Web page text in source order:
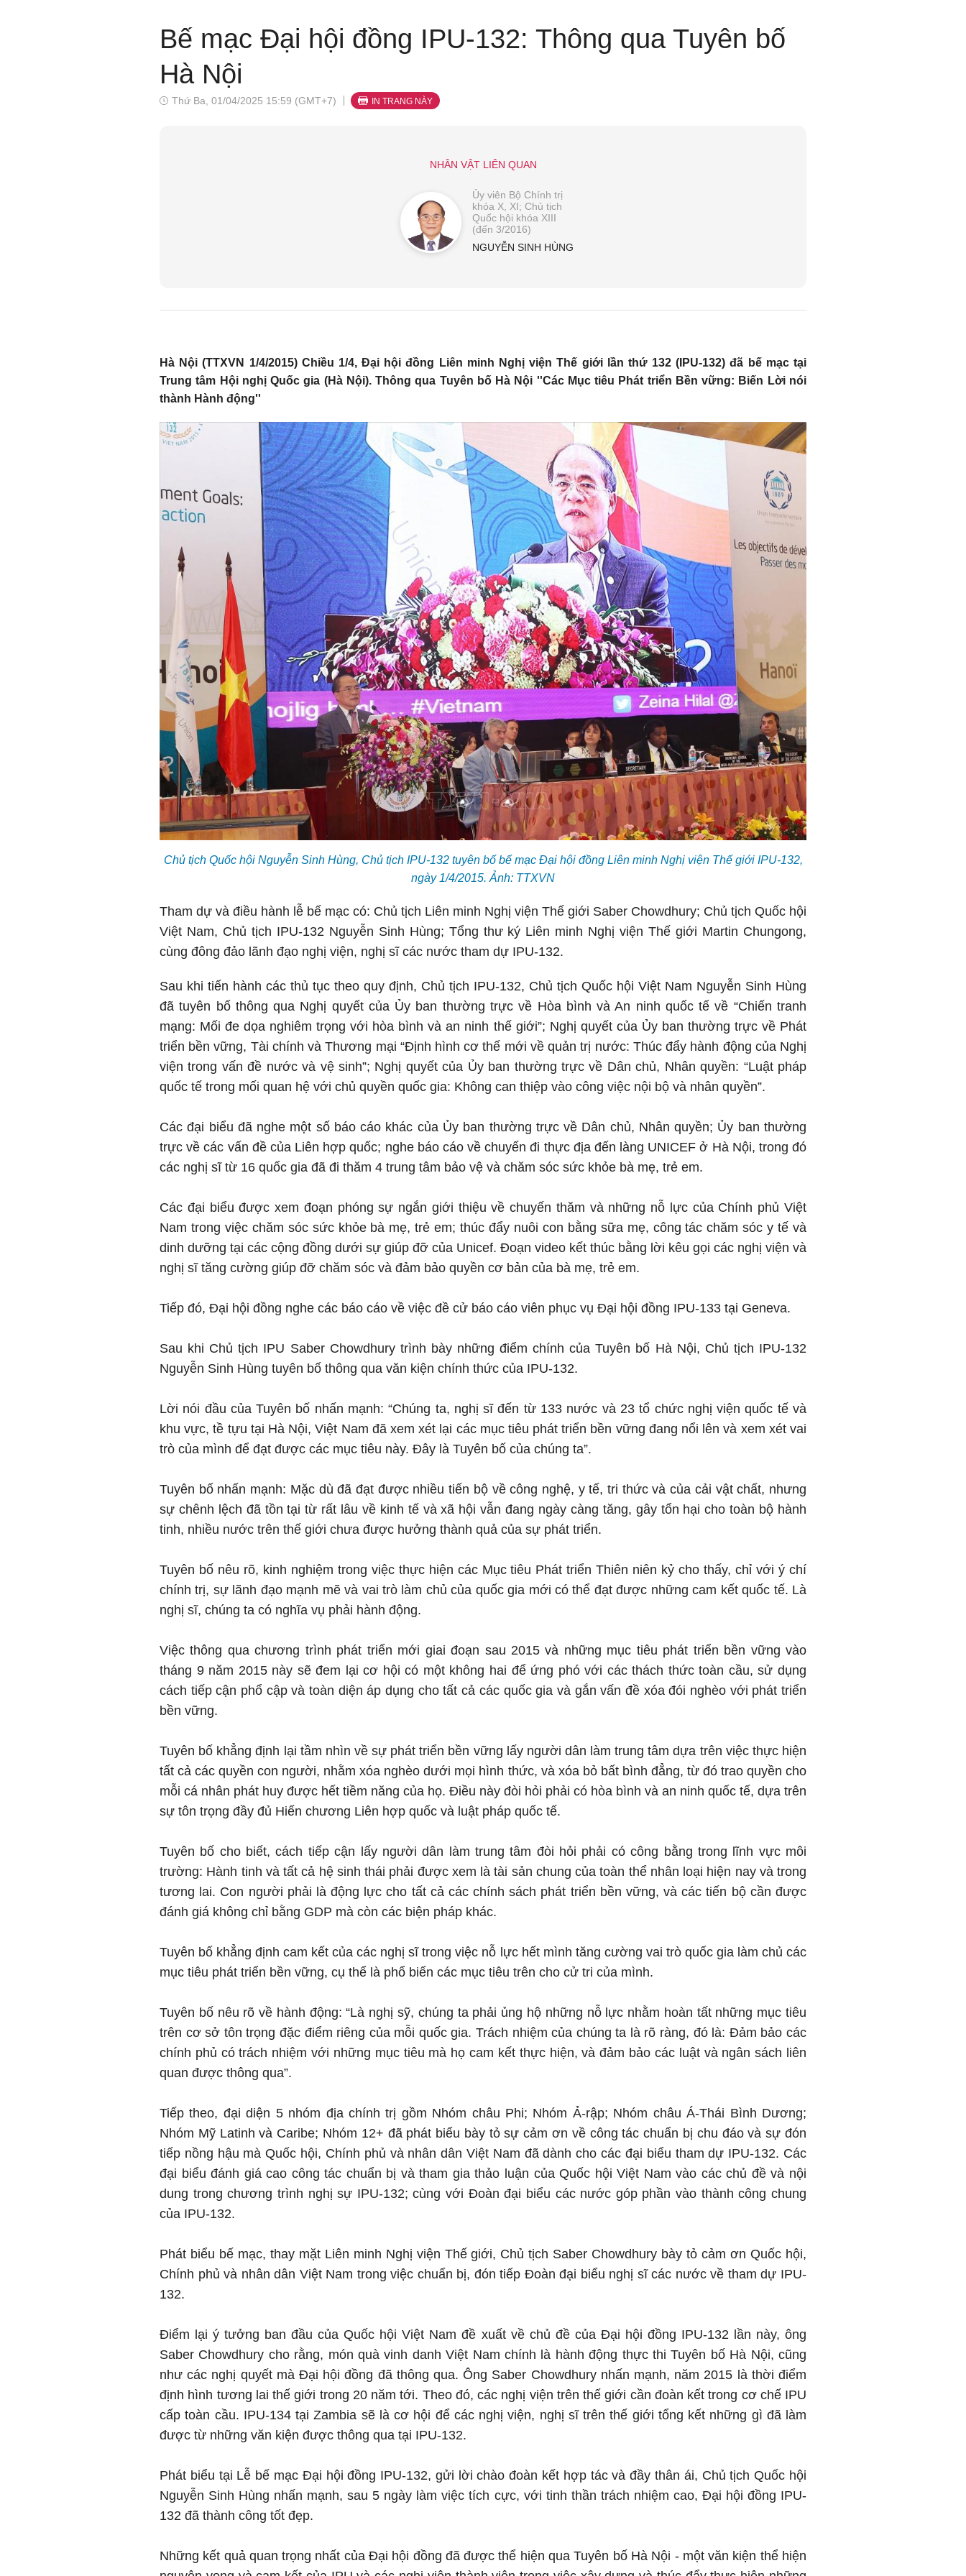
Bế mạc Đại hội đồng IPU-132: Thông qua Tuyên bố
Hà Nội
Thứ Ba, 01/04/2025 15:59 (GMT+7) IN TRANG NÀY
NHÂN VẬT LIÊN QUAN
Ủy viên Bộ Chính trị
khóa X, XI; Chủ tịch
Quốc hội khóa XIII
(đến 3/2016)
NGUYỄN SINH HÙNG
Hà Nội (TTXVN 1/4/2015) Chiều 1/4, Đại hội đồng Liên minh Nghị viện Thế giới lần thứ 132 (IPU-132) đã bế mạc tại
Trung tâm Hội nghị Quốc gia (Hà Nội). Thông qua Tuyên bố Hà Nội ''Các Mục tiêu Phát triển Bền vững: Biến Lời nói
thành Hành động''
Chủ tịch Quốc hội Nguyễn Sinh Hùng, Chủ tịch IPU-132 tuyên bố bế mạc Đại hội đồng Liên minh Nghị viện Thế giới IPU-132,
ngày 1/4/2015. Ảnh: TTXVN
Tham dự và điều hành lễ bế mạc có: Chủ tịch Liên minh Nghị viện Thế giới Saber Chowdhury; Chủ tịch Quốc hội
Việt Nam, Chủ tịch IPU-132 Nguyễn Sinh Hùng; Tổng thư ký Liên minh Nghị viện Thế giới Martin Chungong,
cùng đông đảo lãnh đạo nghị viện, nghị sĩ các nước tham dự IPU-132.
Sau khi tiến hành các thủ tục theo quy định, Chủ tịch IPU-132, Chủ tịch Quốc hội Việt Nam Nguyễn Sinh Hùng
đã tuyên bố thông qua Nghị quyết của Ủy ban thường trực về Hòa bình và An ninh quốc tế về “Chiến tranh
mạng: Mối đe dọa nghiêm trọng với hòa bình và an ninh thế giới”; Nghị quyết của Ủy ban thường trực về Phát
triển bền vững, Tài chính và Thương mại “Định hình cơ thế mới về quản trị nước: Thúc đẩy hành động của Nghị
viện trong vấn đề nước và vệ sinh”; Nghị quyết của Ủy ban thường trực về Dân chủ, Nhân quyền: “Luật pháp
quốc tế trong mối quan hệ với chủ quyền quốc gia: Không can thiệp vào công việc nội bộ và nhân quyền”.
Các đại biểu đã nghe một số báo cáo khác của Ủy ban thường trực về Dân chủ, Nhân quyền; Ủy ban thường
trực về các vấn đề của Liên hợp quốc; nghe báo cáo về chuyến đi thực địa đến làng UNICEF ở Hà Nội, trong đó
các nghị sĩ từ 16 quốc gia đã đi thăm 4 trung tâm bảo vệ và chăm sóc sức khỏe bà mẹ, trẻ em.
Các đại biểu được xem đoạn phóng sự ngắn giới thiệu về chuyến thăm và những nỗ lực của Chính phủ Việt
Nam trong việc chăm sóc sức khỏe bà mẹ, trẻ em; thúc đẩy nuôi con bằng sữa mẹ, công tác chăm sóc y tế và
dinh dưỡng tại các cộng đồng dưới sự giúp đỡ của Unicef. Đoạn video kết thúc bằng lời kêu gọi các nghị viện và
nghị sĩ tăng cường giúp đỡ chăm sóc và đảm bảo quyền cơ bản của bà mẹ, trẻ em.
Tiếp đó, Đại hội đồng nghe các báo cáo về việc đề cử báo cáo viên phục vụ Đại hội đồng IPU-133 tại Geneva.
Sau khi Chủ tịch IPU Saber Chowdhury trình bày những điểm chính của Tuyên bố Hà Nội, Chủ tịch IPU-132
Nguyễn Sinh Hùng tuyên bố thông qua văn kiện chính thức của IPU-132.
Lời nói đầu của Tuyên bố nhấn mạnh: “Chúng ta, nghị sĩ đến từ 133 nước và 23 tổ chức nghị viện quốc tế và
khu vực, tề tựu tại Hà Nội, Việt Nam đã xem xét lại các mục tiêu phát triển bền vững đang nổi lên và xem xét vai
trò của mình để đạt được các mục tiêu này. Đây là Tuyên bố của chúng ta”.
Tuyên bố nhấn mạnh: Mặc dù đã đạt được nhiều tiến bộ về công nghệ, y tế, tri thức và của cải vật chất, nhưng
sự chênh lệch đã tồn tại từ rất lâu về kinh tế và xã hội vẫn đang ngày càng tăng, gây tổn hại cho toàn bộ hành
tinh, nhiều nước trên thế giới chưa được hưởng thành quả của sự phát triển.
Tuyên bố nêu rõ, kinh nghiệm trong việc thực hiện các Mục tiêu Phát triển Thiên niên kỷ cho thấy, chỉ với ý chí
chính trị, sự lãnh đạo mạnh mẽ và vai trò làm chủ của quốc gia mới có thể đạt được những cam kết quốc tế. Là
nghị sĩ, chúng ta có nghĩa vụ phải hành động.
Việc thông qua chương trình phát triển mới giai đoạn sau 2015 và những mục tiêu phát triển bền vững vào
tháng 9 năm 2015 này sẽ đem lại cơ hội có một không hai để ứng phó với các thách thức toàn cầu, sử dụng
cách tiếp cận phổ cập và toàn diện áp dụng cho tất cả các quốc gia và gắn vấn đề xóa đói nghèo với phát triển
bền vững.
Tuyên bố khẳng định lại tầm nhìn về sự phát triển bền vững lấy người dân làm trung tâm dựa trên việc thực hiện
tất cả các quyền con người, nhằm xóa nghèo dưới mọi hình thức, và xóa bỏ bất bình đẳng, từ đó trao quyền cho
mỗi cá nhân phát huy được hết tiềm năng của họ. Điều này đòi hỏi phải có hòa bình và an ninh quốc tế, dựa trên
sự tôn trọng đầy đủ Hiến chương Liên hợp quốc và luật pháp quốc tế.
Tuyên bố cho biết, cách tiếp cận lấy người dân làm trung tâm đòi hỏi phải có công bằng trong lĩnh vực môi
trường: Hành tinh và tất cả hệ sinh thái phải được xem là tài sản chung của toàn thể nhân loại hiện nay và trong
tương lai. Con người phải là động lực cho tất cả các chính sách phát triển bền vững, và các tiến bộ cần được
đánh giá không chỉ bằng GDP mà còn các biện pháp khác.
Tuyên bố khẳng định cam kết của các nghị sĩ trong việc nỗ lực hết mình tăng cường vai trò quốc gia làm chủ các
mục tiêu phát triển bền vững, cụ thể là phổ biến các mục tiêu trên cho cử tri của mình.
Tuyên bố nêu rõ về hành động: “Là nghị sỹ, chúng ta phải ủng hộ những nỗ lực nhằm hoàn tất những mục tiêu
trên cơ sở tôn trọng đặc điểm riêng của mỗi quốc gia. Trách nhiệm của chúng ta là rõ ràng, đó là: Đảm bảo các
chính phủ có trách nhiệm với những mục tiêu mà họ cam kết thực hiện, và đảm bảo các luật và ngân sách liên
quan được thông qua”.
Tiếp theo, đại diện 5 nhóm địa chính trị gồm Nhóm châu Phi; Nhóm Ả-rập; Nhóm châu Á-Thái Bình Dương;
Nhóm Mỹ Latinh và Caribe; Nhóm 12+ đã phát biểu bày tỏ sự cảm ơn về công tác chuẩn bị chu đáo và sự đón
tiếp nồng hậu mà Quốc hội, Chính phủ và nhân dân Việt Nam đã dành cho các đại biểu tham dự IPU-132. Các
đại biểu đánh giá cao công tác chuẩn bị và tham gia thảo luận của Quốc hội Việt Nam vào các chủ đề và nội
dung trong chương trình nghị sự IPU-132; cùng với Đoàn đại biểu các nước góp phần vào thành công chung
của IPU-132.
Phát biểu bế mạc, thay mặt Liên minh Nghị viện Thế giới, Chủ tịch Saber Chowdhury bày tỏ cảm ơn Quốc hội,
Chính phủ và nhân dân Việt Nam trong việc chuẩn bị, đón tiếp Đoàn đại biểu nghị sĩ các nước về tham dự IPU-
132.
Điểm lại ý tưởng ban đầu của Quốc hội Việt Nam đề xuất về chủ đề của Đại hội đồng IPU-132 lần này, ông
Saber Chowdhury cho rằng, món quà vinh danh Việt Nam chính là hành động thực thi Tuyên bố Hà Nội, cũng
như các nghị quyết mà Đại hội đồng đã thông qua. Ông Saber Chowdhury nhấn mạnh, năm 2015 là thời điểm
định hình tương lai thế giới trong 20 năm tới. Theo đó, các nghị viện trên thế giới cần đoàn kết trong cơ chế IPU
cấp toàn cầu. IPU-134 tại Zambia sẽ là cơ hội để các nghị viện, nghị sĩ trên thế giới tổng kết những gì đã làm
được từ những văn kiện được thông qua tại IPU-132.
Phát biểu tại Lễ bế mạc Đại hội đồng IPU-132, gửi lời chào đoàn kết hợp tác và đầy thân ái, Chủ tịch Quốc hội
Nguyễn Sinh Hùng nhấn mạnh, sau 5 ngày làm việc tích cực, với tinh thần trách nhiệm cao, Đại hội đồng IPU-
132 đã thành công tốt đẹp.
Những kết quả quan trọng nhất của Đại hội đồng đã được thể hiện qua Tuyên bố Hà Nội - một văn kiện thể hiện